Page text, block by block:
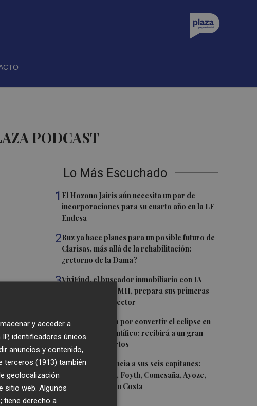
PODCAST
Lo Más Escuchado
1 El Hozono Jairis aún necesita un par de
incorporaciones para su cuarto año en la LF
Endesa
2Ruz ya hace planes para un posible futuro de
Clarisas, más allá de la rehabilitación:
¿retorno de la Dama?
3ViviFind, el buscador inmobiliario con IA
surgido del PCUMH, prepara sus primeras
alianzas con el sector
4Castelló apuesta por convertir el eclipse en
un referente científico: recibirá a un gran
equipo de expertos
5El Villarreal anuncia a sus seis capitanes:
Gerard Moreno, Foyth, Comesaña, Ayoze,
Cardona y Logan Costa
y acceder a
identificadores únicos
anuncios y contenido,
terceros (1913) también
geolocalización
sitio web. Algunos
tiene derecho a